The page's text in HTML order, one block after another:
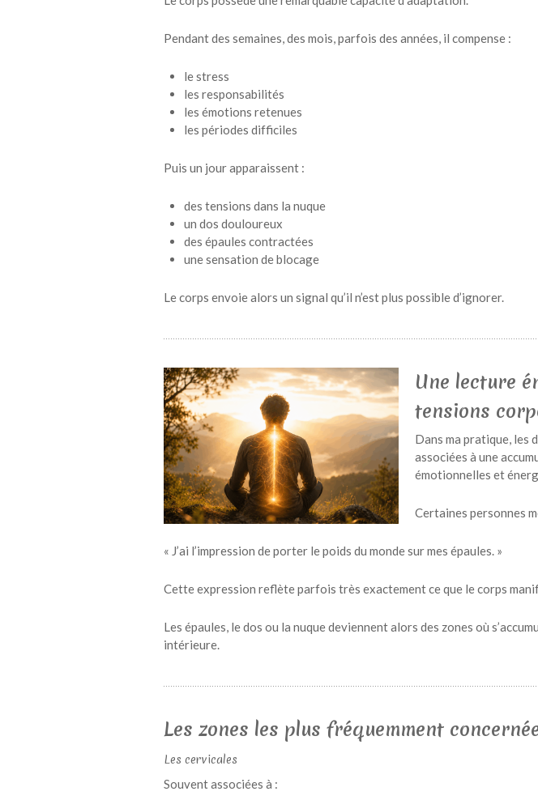
Pendant des semaines, des mois, parfois des années, il compense :
le stress
les responsabilités
les émotions retenues
les périodes difficiles
Puis un jour apparaissent :
des tensions dans la nuque
un dos douloureux
des épaules contractées
une sensation de blocage
Le corps envoie alors un signal qu’il n’est plus possible d’ignorer.
Une lecture
tensions
Dans ma pratique, les
associées à une
émotionnelles et
Certaines personnes
« J’ai l’impression de porter le poids du monde sur mes épaules. »
Cette expression reflète parfois très exactement ce que le corps
Les épaules, le dos ou la nuque deviennent alors des zones où
intérieure.
Les zones les plus fréquemment
Les cervicales
Souvent associées à :